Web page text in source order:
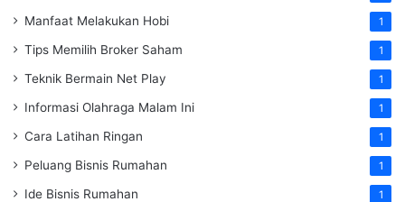
Manfaat Melakukan Hobi 1
Tips Memilih Broker Saham 1
Teknik Bermain Net Play 1
Informasi Olahraga Malam Ini 1
Cara Latihan Ringan 1
Peluang Bisnis Rumahan 1
Ide Bisnis Rumahan 1